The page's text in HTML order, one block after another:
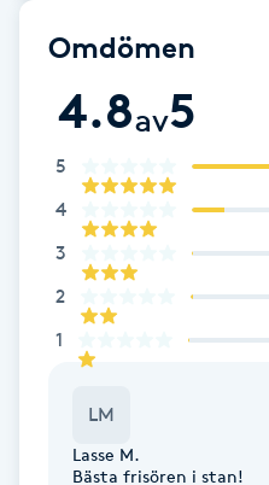
Fotvård
Fransar
Fransborttagning
Fransfärgning
Fransförlängning
Fransförlängning Megavolym
Omdömen
4.8av5
5
4
3
2
1
LM
Lasse M.
Bästa frisören i stan!